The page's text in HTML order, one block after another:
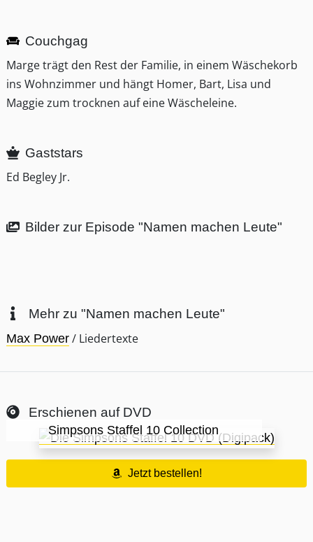
Couchgag
Marge trägt den Rest der Familie, in einem Wäschekorb
ins Wohnzimmer und hängt Homer, Bart, Lisa und
Maggie zum trocknen auf eine Wäscheleine.
Gaststars
Ed Begley Jr.
Bilder zur Episode "Namen machen Leute"
Mehr zu "Namen machen Leute"
Max Power / Liedertexte
Erschienen auf DVD
Simpsons Staffel 10 Collection
Jetzt bestellen!